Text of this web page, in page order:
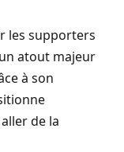
les supporters
atout majeur
à son
de la